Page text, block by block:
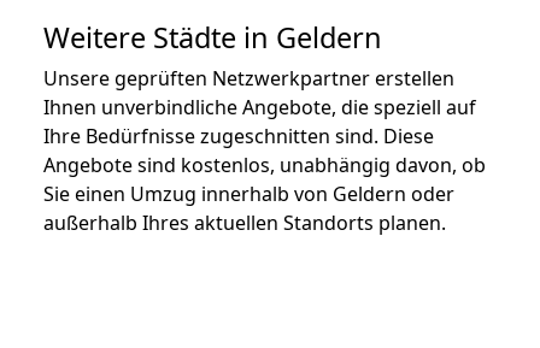
Weitere Städte in Geldern
Unsere geprüften Netzwerkpartner erstellen
Ihnen unverbindliche Angebote, die speziell auf
Ihre Bedürfnisse zugeschnitten sind. Diese
Angebote sind kostenlos, unabhängig davon, ob
Sie einen Umzug innerhalb von Geldern oder
außerhalb Ihres aktuellen Standorts planen.